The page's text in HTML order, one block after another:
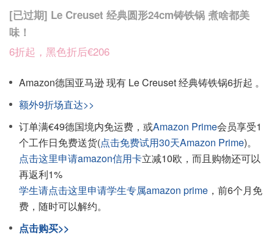
[已过期] Le Creuset 经典圆形24cm铸铁锅 煮啥都美
味！
6折起，黑色折后€206
Amazon德国亚马逊 现有 Le Creuset 经典铸铁锅6折起 。
额外9折场直达>>
订单满€49德国境内免运费，或Amazon Prime会员享受1
个工作日免费送货(点击免费试用30天Amazon Prime)。
点击这里申请amazon信用卡立减10欧，而且购物还可以
再返利1%
学生请点击这里申请学生专属amazon prime ，前6个月免
费，随时可以解约。
点击购买>>